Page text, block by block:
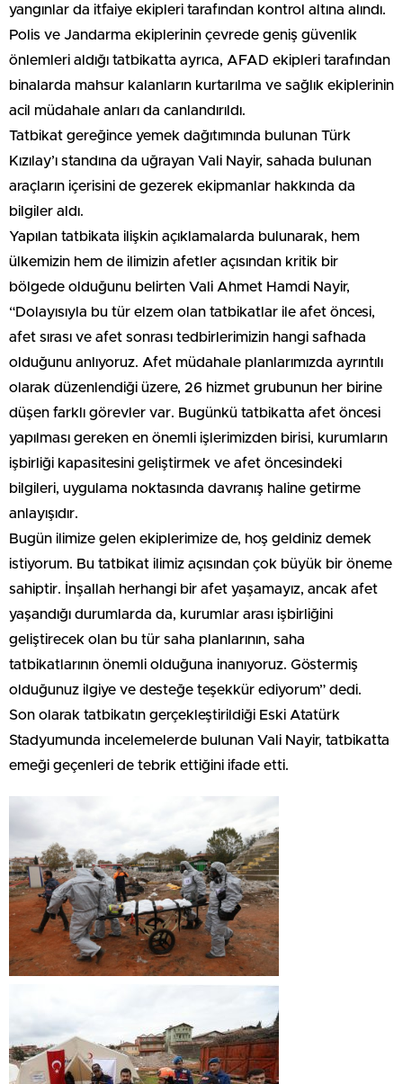
yangınlar da itfaiye ekipleri tarafından kontrol altına alındı.
Polis ve Jandarma ekiplerinin çevrede geniş güvenlik
önlemleri aldığı tatbikatta ayrıca, AFAD ekipleri tarafından
binalarda mahsur kalanların kurtarılma ve sağlık ekiplerinin
acil müdahale anları da canlandırıldı.
Tatbikat gereğince yemek dağıtımında bulunan Türk
Kızılay’ı standına da uğrayan Vali Nayir, sahada bulunan
araçların içerisini de gezerek ekipmanlar hakkında da
bilgiler aldı.
Yapılan tatbikata ilişkin açıklamalarda bulunarak, hem
ülkemizin hem de ilimizin afetler açısından kritik bir
bölgede olduğunu belirten Vali Ahmet Hamdi Nayir,
“Dolayısıyla bu tür elzem olan tatbikatlar ile afet öncesi,
afet sırası ve afet sonrası tedbirlerimizin hangi safhada
olduğunu anlıyoruz. Afet müdahale planlarımızda ayrıntılı
olarak düzenlendiği üzere, 26 hizmet grubunun her birine
düşen farklı görevler var. Bugünkü tatbikatta afet öncesi
yapılması gereken en önemli işlerimizden birisi, kurumların
işbirliği kapasitesini geliştirmek ve afet öncesindeki
bilgileri, uygulama noktasında davranış haline getirme
anlayışıdır.
Bugün ilimize gelen ekiplerimize de, hoş geldiniz demek
istiyorum. Bu tatbikat ilimiz açısından çok büyük bir öneme
sahiptir. İnşallah herhangi bir afet yaşamayız, ancak afet
yaşandığı durumlarda da, kurumlar arası işbirliğini
geliştirecek olan bu tür saha planlarının, saha
tatbikatlarının önemli olduğuna inanıyoruz. Göstermiş
olduğunuz ilgiye ve desteğe teşekkür ediyorum” dedi.
Son olarak tatbikatın gerçekleştirildiği Eski Atatürk
Stadyumunda incelemelerde bulunan Vali Nayir, tatbikatta
emeği geçenleri de tebrik ettiğini ifade etti.